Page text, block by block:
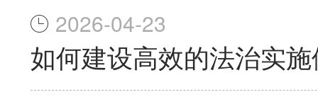
2026-04-23
如何建设高效的法治实